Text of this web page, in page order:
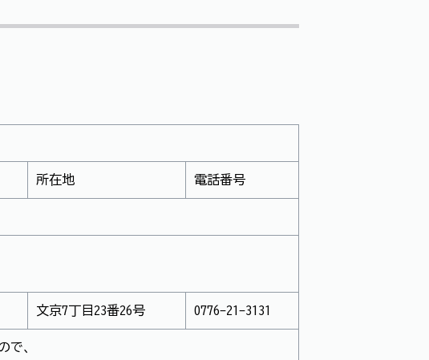
所在地 電話番号
文京7丁目23番26号 0776-21-3131
で、